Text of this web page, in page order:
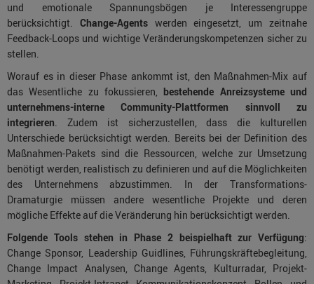
und emotionale Spannungsbögen je Interessengruppe
berücksichtigt. Change-Agentswerden eingesetzt, um zeitnahe
Feedback-Loops und wichtige Veränderungskompetenzen sicher zu
stellen.
Worauf es in dieser Phase ankommt ist, den Maßnahmen-Mix auf
das Wesentliche zu fokussieren,bestehende Anreizsysteme und
unternehmens-interne Community-Plattformen sinnvoll zu
integrieren. Zudem ist sicherzustellen, dass die kulturellen
Unterschiede berücksichtigt werden. Bereits bei der Definition des
Maßnahmen-Pakets sind die Ressourcen, welche zur Umsetzung
benötigt werden, realistisch zu definieren und auf die Möglichkeiten
des Unternehmens abzustimmen. In der Transformations-
Dramaturgie müssen andere wesentliche Projekte und deren
mögliche Effekte auf die Veränderung hin berücksichtigt werden.
Folgende Tools stehen in Phase 2 beispielhaft zur Verfügung:
Change Sponsor, Leadership Guidlines, Führungskräftebegleitung,
Change Impact Analysen, Change Agents, Kulturradar, Projekt-